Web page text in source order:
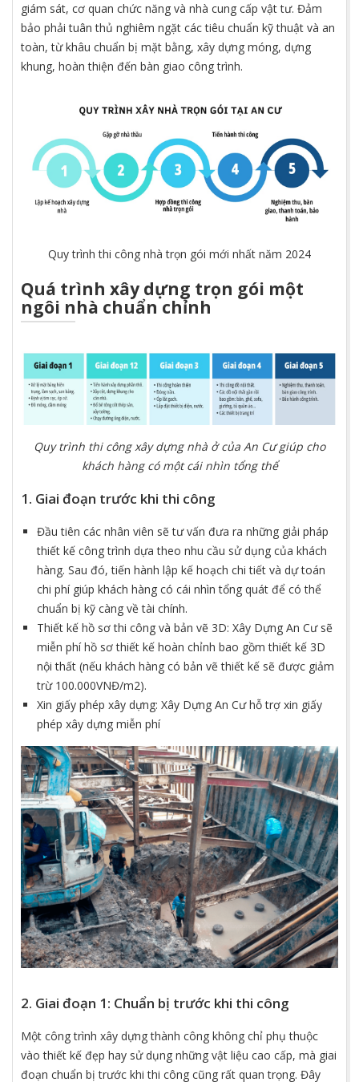
giám sát, cơ quan chức năng và nhà cung cấp vật tư. Đảm
bảo phải tuân thủ nghiêm ngặt các tiêu chuẩn kỹ thuật và an
toàn, từ khâu chuẩn bị mặt bằng, xây dựng móng, dựng
khung, hoàn thiện đến bàn giao công trình.
Quy trình thi công nhà trọn gói mới nhất năm 2024
Quá trình xây dựng trọn gói một
ngôi nhà chuẩn chỉnh
Quy trình thi công xây dựng nhà ở của An Cư giúp cho
khách hàng có một cái nhìn tổng thể
1. Giai đoạn trước khi thi công
Đầu tiên các nhân viên sẽ tư vấn đưa ra những giải pháp
thiết kế công trình dựa theo nhu cầu sử dụng của khách
hàng. Sau đó, tiến hành lập kế hoạch chi tiết và dự toán
chi phí giúp khách hàng có cái nhìn tổng quát để có thể
chuẩn bị kỹ càng về tài chính.
Thiết kế hồ sơ thi công và bản vẽ 3D: Xây Dựng An Cư sẽ
miễn phí hồ sơ thiết kế hoàn chỉnh bao gồm thiết kế 3D
nội thất (nếu khách hàng có bản vẽ thiết kế sẽ được giảm
trừ 100.000VNĐ/m2).
Xin giấy phép xây dựng: Xây Dựng An Cư hỗ trợ xin giấy
phép xây dựng miễn phí
2. Giai đoạn 1: Chuẩn bị trước khi thi công
Một công trình xây dựng thành công không chỉ phụ thuộc
vào thiết kế đẹp hay sử dụng những vật liệu cao cấp, mà giai
đoạn chuẩn bị trước khi thi công cũng rất quan trọng. Đây